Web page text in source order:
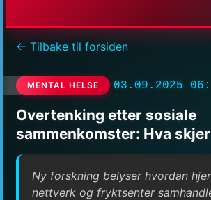
← Tilbake til forsiden
MENTAL HELSE 03.09.2025
Overtenking etter sosiale
sammenkomster: Hva
Ny forskning belyser hvordan
nettverk og fryktsenter